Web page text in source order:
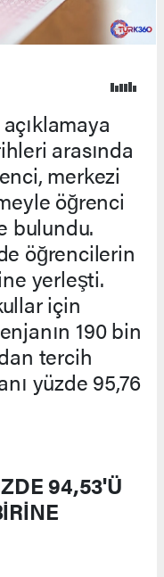
arasında
merkezi
öğrenci
bulundu.
öğrencilerin
yerleşti.
için
190 bin
tercih
yüzde 95,76
94,53'Ü